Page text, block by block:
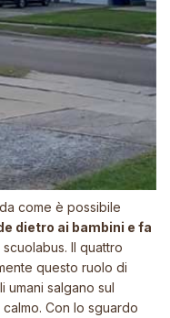
come è possibile
dietro ai bambini e fa
scuolabus. Il quattro
questo ruolo di
umani salgano sul
Con lo sguardo